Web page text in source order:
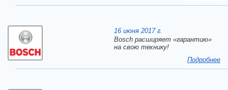
16 июня 2017 г.
Bosch расширяет «гарантию»
на свою технику!
Подробнее